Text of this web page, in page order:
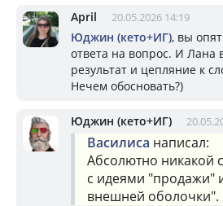
April 20.05.2026 14:19
Юджин (кето+ИГ), вы
ответа на вопрос. И Лана
результат и цепляние к
Нечем обосновать?)
Юджин (кето+ИГ)
Василиса написал:
Абсолютно никакой
с идеями "продажи"
внешней оболочки".